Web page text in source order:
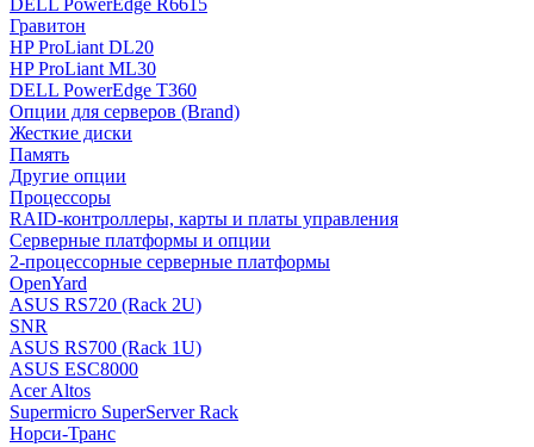
DELL PowerEdge R6615
Гравитон
HP ProLiant DL20
HP ProLiant ML30
DELL PowerEdge T360
Опции для серверов (Brand)
Жесткие диски
Память
Другие опции
Процессоры
RAID-контроллеры, карты и платы управления
Серверные платформы и опции
2-процессорные серверные платформы
OpenYard
ASUS RS720 (Rack 2U)
SNR
ASUS RS700 (Rack 1U)
ASUS ESC8000
Acer Altos
Supermicro SuperServer Rack
Норси-Транс